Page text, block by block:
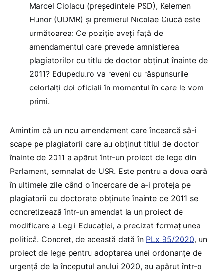
Marcel Ciolacu (președintele PSD), Kelemen
Hunor (UDMR) și premierul Nicolae Ciucă este
următoarea: Ce poziție aveți față de
amendamentul care prevede amnistierea
plagiatorilor cu titlu de doctor obținut înainte de
2011? Edupedu.ro va reveni cu răspunsurile
celorlalți doi oficiali în momentul în care le vom
primi.
Amintim că un nou amendament care încearcă să-i
scape pe plagiatorii care au obținut titlul de doctor
înainte de 2011 a apărut într-un proiect de lege din
Parlament, semnalat de USR. Este pentru a doua oară
în ultimele zile când o încercare de a-i proteja pe
plagiatorii cu doctorate obținute înainte de 2011 se
concretizează într-un amendat la un proiect de
modificare a Legii Educației, a precizat formațiunea
politică. Concret, de această dată în PLx 95/2020, un
proiect de lege pentru adoptarea unei ordonanţe de
urgenţă de la începutul anului 2020, au apărut într-o